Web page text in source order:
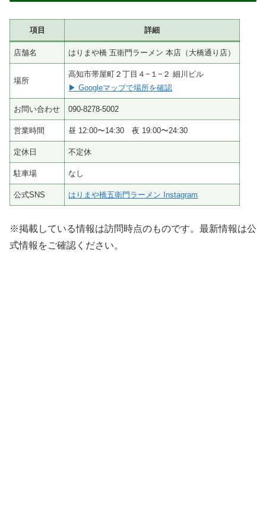
項目 詳細
店舗名 はりまや橋 五衛門ラーメン 本店（大橋通り店）
場所
高知市帯屋町２丁目４−１−２ 細川ビル
▶ Googleマップで場所を確認
お問い合わせ 090-8278-5002
営業時間 昼 12:00〜14:30 夜 19:00〜24:30
定休日 不定休
駐車場 なし
公式SNS はりまや橋五衛門ラーメン Instagram
※掲載している情報は訪問時点のものです。最新情報は公
式情報をご確認ください。